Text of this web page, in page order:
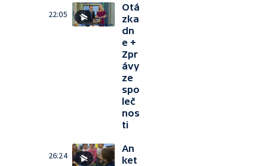
22:05
Otá
zka
dn
e +
Zpr
ávy
ze
spo
leč
nos
ti
26:24
An
ket